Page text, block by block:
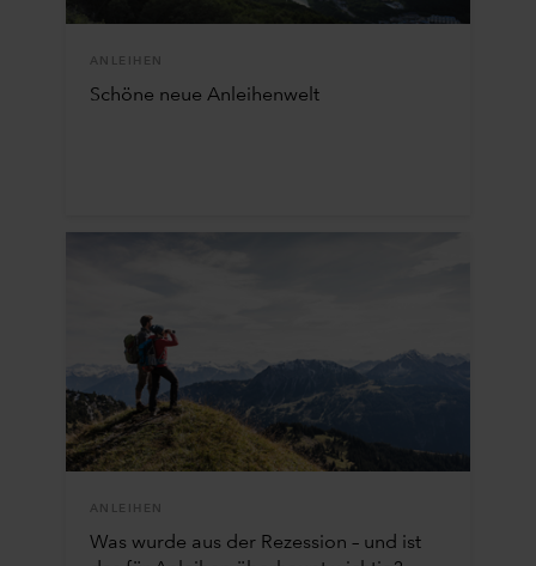
ANLEIHEN
Schöne neue Anleihenwelt
ANLEIHEN
Was wurde aus der Rezession – und ist